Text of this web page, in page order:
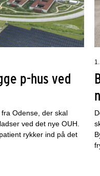
p-hus ved
Odense, der skal
ved det nye OUH.
rykker ind på det